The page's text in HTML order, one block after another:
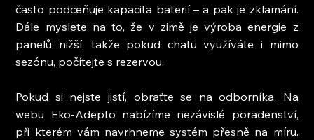
často podceňuje kapacita baterií – a pak je zklamání.
Dále myslete na to, že v zimě je výroba energie z
panelů nižší, takže pokud chatu využíváte i mimo
sezónu, počítejte s rezervou.
Pokud si nejste jistí, obraťte se na odborníka. Na
webu Eko-Adepto nabízíme nezávislé poradenství,
při kterém vám navrhneme systém přesně na míru.